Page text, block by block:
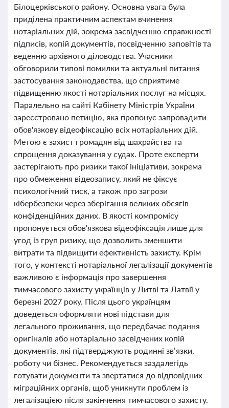
Білоцерківського району. Основна увага була
приділена практичним аспектам вчинення
нотаріальних дій, зокрема засвідченню справжності
підписів, копій документів, посвідченню заповітів та
веденню архівного діловодства. Учасники
обговорили типові помилки та актуальні питання
застосування законодавства, що сприятиме
підвищенню якості нотаріальних послуг на місцях.
Паралельно на сайті Кабінету Міністрів України
зареєстровано петицію, яка пропонує запровадити
обов'язкову відеофіксацію всіх нотаріальних дій.
Метою є захист громадян від шахрайства та
спрощення доказування у судах. Проте експерти
застерігають про ризики такої ініціативи, зокрема
про обмеження відеозапису, який не фіксує
психологічний тиск, а також про загрози
кібербезпеки через зберігання великих обсягів
конфіденційних даних. В якості компромісу
пропонується обов'язкова відеофіксація лише для
угод із груп ризику, що дозволить зменшити
витрати та підвищити ефективність захисту. Крім
того, у контексті нотаріальної легалізації документів
важливою є інформація про завершення
тимчасового захисту українців у Литві та Латвії у
березні 2027 року. Після цього українцям
доведеться оформляти нові підстави для
легального проживання, що передбачає подання
оригіналів або нотаріально засвідчених копій
документів, які підтверджують родинні зв’язки,
роботу чи бізнес. Рекомендується заздалегідь
готувати документи та звертатися до відповідних
міграційних органів, щоб уникнути проблем із
легалізацією після закінчення тимчасового захисту.